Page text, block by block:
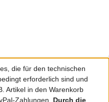
die für den technischen
erforderlich sind und
Artikel in den Warenkorb
Zahlungen. Durch die